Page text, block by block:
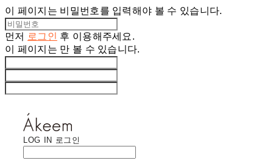
이 페이지는 비밀번호를 입력해야 볼 수 있습니다.
먼저 로그인 후 이용해주세요.
이 페이지는 만 볼 수 있습니다.
LOG IN 로그인